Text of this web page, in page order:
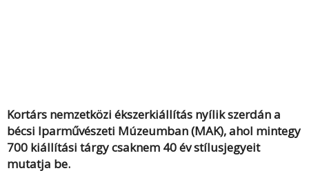
Kortárs nemzetközi ékszerkiállítás nyílik szerdán a
bécsi Iparművészeti Múzeumban (MAK), ahol mintegy
700 kiállítási tárgy csaknem 40 év stílusjegyeit
mutatja be.